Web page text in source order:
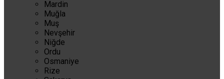
Mardin
Muğla
Muş
Nevşehir
Niğde
Ordu
Osmaniye
Rize